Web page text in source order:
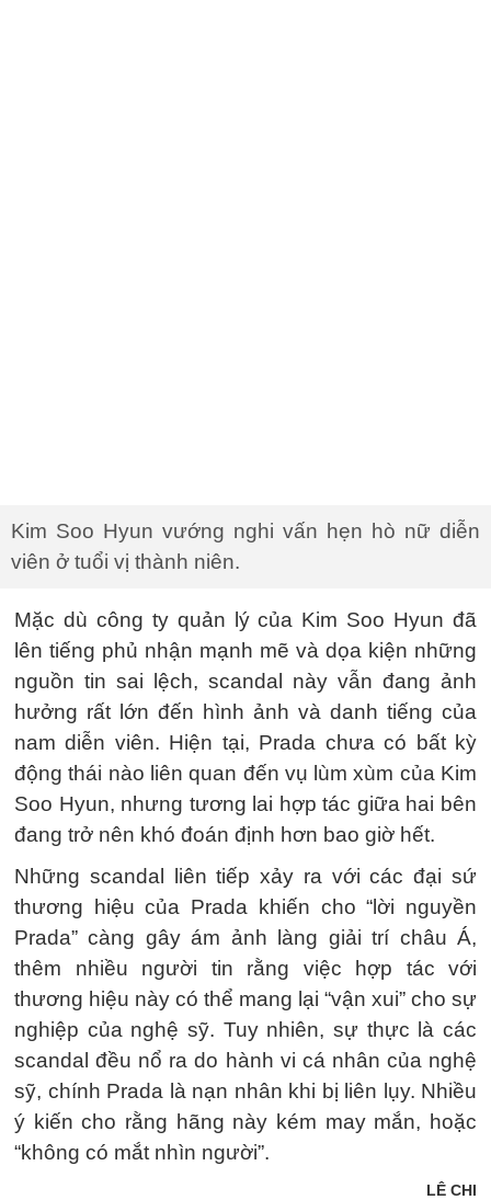
Kim Soo Hyun vướng nghi vấn hẹn hò nữ diễn
viên ở tuổi vị thành niên.
Mặc dù công ty quản lý của Kim Soo Hyun đã
lên tiếng phủ nhận mạnh mẽ và dọa kiện những
nguồn tin sai lệch, scandal này vẫn đang ảnh
hưởng rất lớn đến hình ảnh và danh tiếng của
nam diễn viên. Hiện tại, Prada chưa có bất kỳ
động thái nào liên quan đến vụ lùm xùm của Kim
Soo Hyun, nhưng tương lai hợp tác giữa hai bên
đang trở nên khó đoán định hơn bao giờ hết.
Những scandal liên tiếp xảy ra với các đại sứ
thương hiệu của Prada khiến cho “lời nguyền
Prada” càng gây ám ảnh làng giải trí châu Á,
thêm nhiều người tin rằng việc hợp tác với
thương hiệu này có thể mang lại “vận xui” cho sự
nghiệp của nghệ sỹ. Tuy nhiên, sự thực là các
scandal đều nổ ra do hành vi cá nhân của nghệ
sỹ, chính Prada là nạn nhân khi bị liên lụy. Nhiều
ý kiến cho rằng hãng này kém may mắn, hoặc
“không có mắt nhìn người”.
LÊ CHI